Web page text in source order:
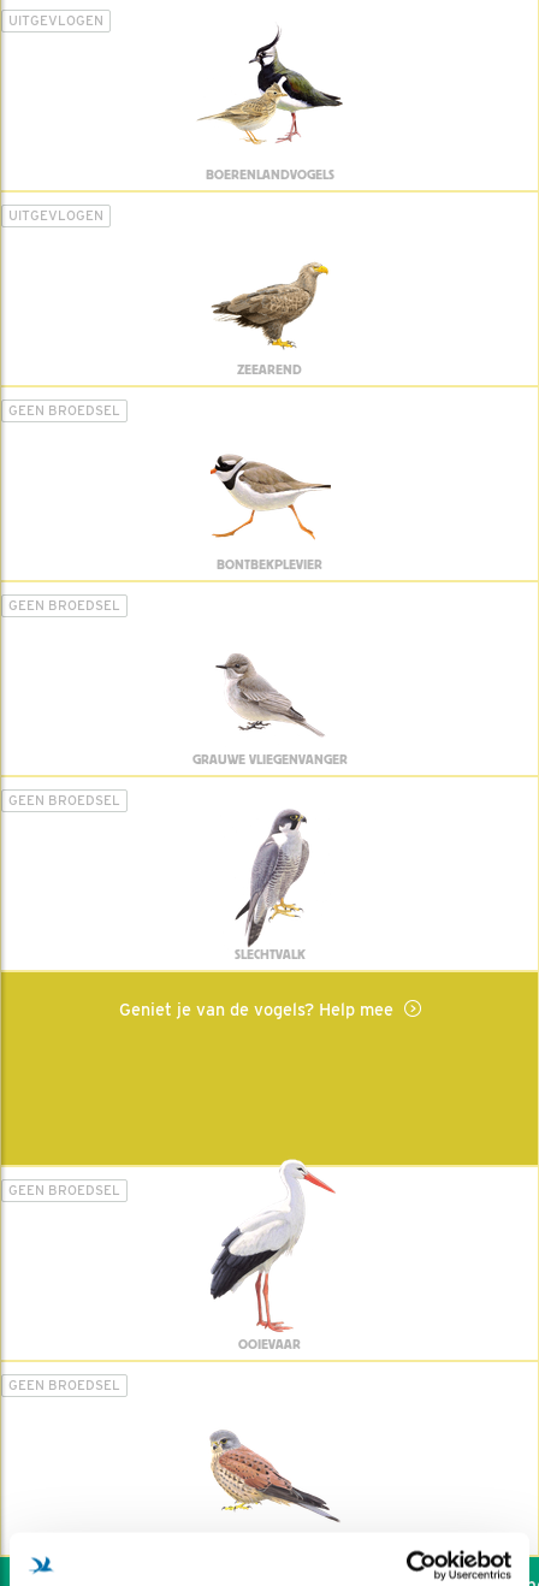
UITGEVLOGEN
BOERENLANDVOGELS
UITGEVLOGEN
ZEEAREND
GEEN BROEDSEL
BONTBEKPLEVIER
GEEN BROEDSEL
GRAUWE VLIEGENVANGER
GEEN BROEDSEL
SLECHTVALK
Geniet je van de vogels? Help mee
GEEN BROEDSEL
OOIEVAAR
GEEN BROEDSEL